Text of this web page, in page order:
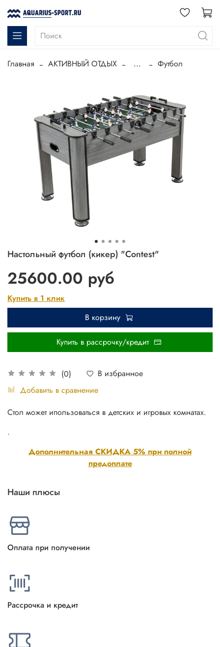
Главная АКТИВНЫЙ ОТДЫХ ... Футбол
Настольный футбол (кикер) "Contest"
(0)
В избранное
Добавить в сравнение
25600.00 руб
Купить в 1 клик
В корзину
Купить в рассрочку/кредит
Дополнительная СКИДКА 5% при полной
предоплате
Стол может ипользоваться в детских и игровых комнатах.
.
Наши плюсы
Оплата при получении
Рассрочка и кредит